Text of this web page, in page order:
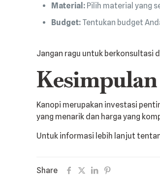
Material: Pilih material yang
Budget: Tentukan budget
Jangan ragu untuk berkonsultasi
Kesimpulan
Kanopi merupakan investasi
yang menarik dan harga yang
Untuk informasi lebih lanjut
Share